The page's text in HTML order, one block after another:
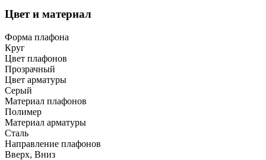
Цвет и материал
Форма плафона
Круг
Цвет плафонов
Прозрачный
Цвет арматуры
Серый
Материал плафонов
Полимер
Материал арматуры
Сталь
Направление плафонов
Вверх, Вниз